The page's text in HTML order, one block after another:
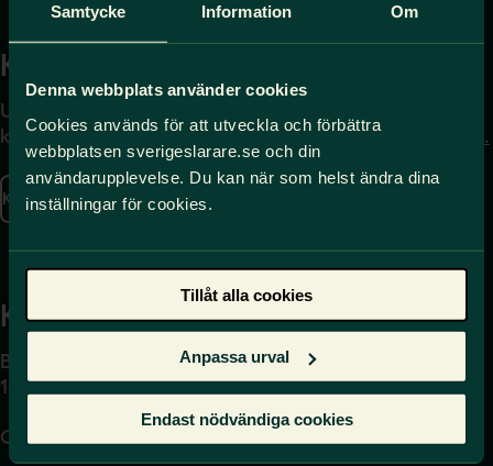
Samtycke Information Om
Denna webbplats använder cookies
Cookies används för att utveckla och förbättra
webbplatsen sverigeslarare.se och din
användarupplevelse. Du kan när som helst ändra dina
inställningar för cookies.
Tillåt alla cookies
Anpassa urval
Endast nödvändiga cookies
Kontakta
Uppgifter om hur du
kontaktar oss finns här.
Kontakta oss
på press@sverigeslarare.
se
Kansli
Box 17061
104 62 Stockholm
Org.nr. 802540-5542